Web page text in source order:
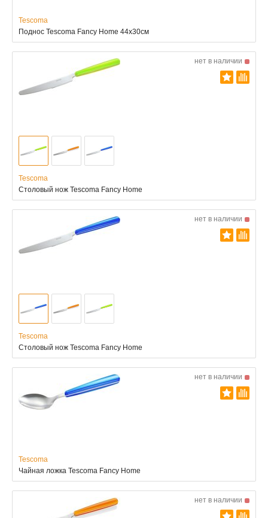
Tescoma
Поднос Tescoma Fancy Home 44x30см
нет в наличии
Tescoma
Столовый нож Tescoma Fancy Home
нет в наличии
Tescoma
Столовый нож Tescoma Fancy Home
нет в наличии
Tescoma
Чайная ложка Tescoma Fancy Home
нет в наличии